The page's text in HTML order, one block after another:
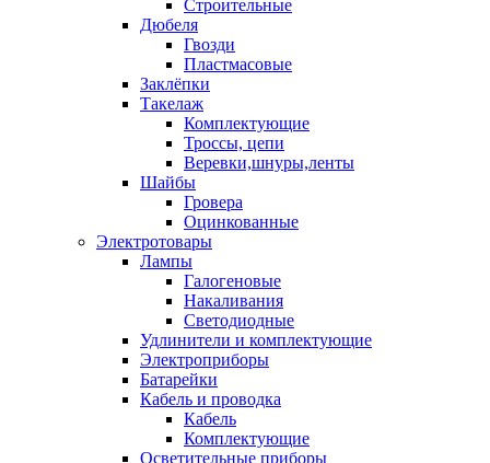
Строительные
Дюбеля
Гвозди
Пластмасовые
Заклёпки
Такелаж
Комплектующие
Троссы, цепи
Веревки,шнуры,ленты
Шайбы
Гровера
Оцинкованные
Электротовары
Лампы
Галогеновые
Накаливания
Светодиодные
Удлинители и комплектующие
Электроприборы
Батарейки
Кабель и проводка
Кабель
Комплектующие
Осветительные приборы